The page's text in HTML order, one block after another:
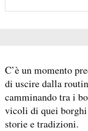
C’è un momento
di uscire dalla
camminando tra i
vicoli di quei
storie e tradizioni.